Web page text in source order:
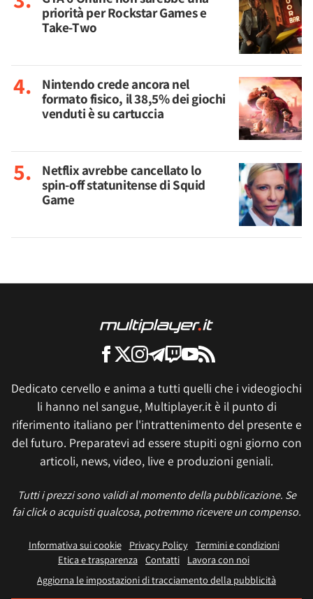
priorità per Rockstar Games e
Take-Two
Nintendo crede ancora nel
formato fisico, il 38,5% dei giochi
venduti è su cartuccia
Netflix avrebbe cancellato lo
spin-off statunitense di Squid
Game
Dedicato cervello e anima a tutti quelli che i videogiochi
li hanno nel sangue, Multiplayer.it è il punto di
riferimento italiano per l'intrattenimento del presente e
del futuro. Preparatevi ad essere stupiti ogni giorno con
articoli, news, video, live e produzioni geniali.
Tutti i prezzi sono validi al momento della pubblicazione. Se
fai click o acquisti qualcosa, potremmo ricevere un compenso.
Informativa sui cookie Privacy Policy
Termini e condizioni
Etica e trasparenza Contatti
Lavora con noi
Aggiorna le impostazioni di tracciamento della pubblicità